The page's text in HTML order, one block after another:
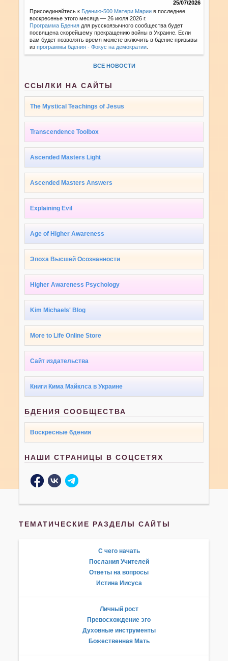
25/07/2026
Присоединяйтесь к Бдению-500 Матери Марии в последнее
воскресенье этого месяца — 26 июля 2026 г.
Программа Бдения для русскоязычного сообщества будет
посвящена скорейшему прекращению войны в Украине. Если
вам будет позволять время можете включить в бдение призывы
изпрограммы бдения - Фокус на демократии
ВСЕ НОВОСТИ
ССЫЛКИ НА САЙТЫ
The Mystical Teachings of Jesus
Transcendence Toolbox
Ascended Masters Light
Ascended Masters Answers
Explaining Evil
Age of Higher Awareness
Эпоха Высшей Осознанности
Higher Awareness Psychology
Kim Michaels' Blog
More to Life Online Store
Сайт издательства
Книги Кима Майклса в Украине
БДЕНИЯ СООБЩЕСТВА
Воскресные бдения
НАШИ СТРАНИЦЫ В СОЦСЕТЯХ
ТЕМАТИЧЕСКИЕ РАЗДЕЛЫ САЙТЫ
С чего начать
Послания Учителей
Ответы на вопросы
Истина Иисуса
Личный рост
Превосхождение эго
Духовные инструменты
Божественная Мать